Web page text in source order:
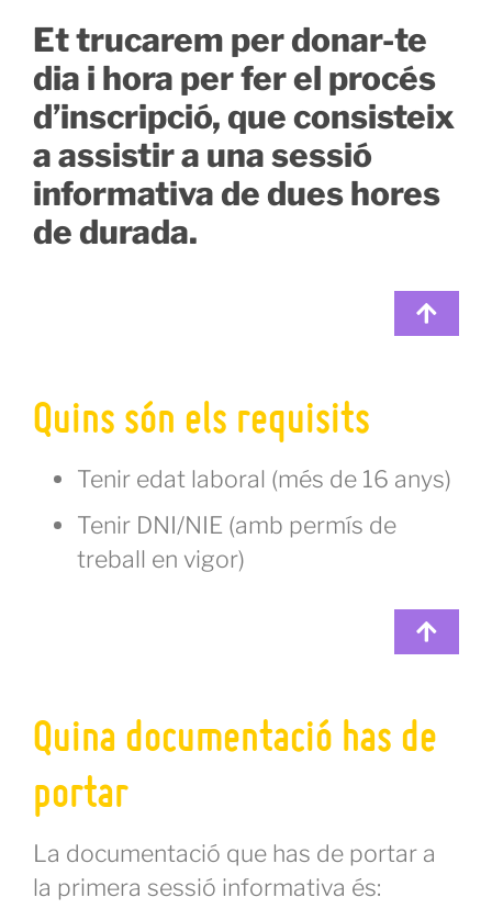
Et trucarem per donar-te
dia i hora per fer el procés
d’inscripció, que consisteix
a assistir a una sessió
informativa de dues hores
de durada.
Quins són els requisits
Tenir edat laboral (més de 16 anys)
Tenir DNI/NIE (amb permís de
treball en vigor)
Quina documentació has de
portar
La documentació que has de portar a
la primera sessió informativa és: